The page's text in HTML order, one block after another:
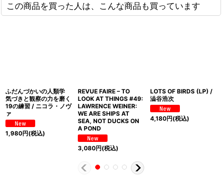
この商品を買った人は、こんな商品も買っています
ふだんづかいの人類学
気づきと観察の力を磨く
19の練習 / ニコラ・ノヴ
ァ
1,980円(税込)
REVUE FAIRE – TO
LOOK AT THINGS #49:
LAWRENCE WEINER:
WE ARE SHIPS AT
SEA, NOT DUCKS ON
A POND
3,080円(税込)
LOTS OF BIRDS (LP) /
澁谷浩次
4,180円(税込)